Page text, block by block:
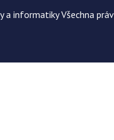
informatiky Všechna